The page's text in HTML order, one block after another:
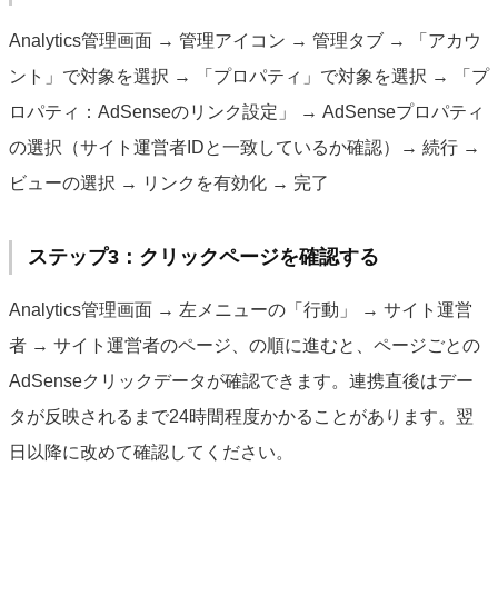
Analytics管理画面 → 管理アイコン → 管理タブ → 「アカウ
ント」で対象を選択 → 「プロパティ」で対象を選択 → 「プ
ロパティ：AdSenseのリンク設定」 → AdSenseプロパティ
の選択（サイト運営者IDと一致しているか確認）→ 続行 →
ビューの選択 → リンクを有効化 → 完了
ステップ3：クリックページを確認する
Analytics管理画面 → 左メニューの「行動」 → サイト運営
者 → サイト運営者のページ、の順に進むと、ページごとの
AdSenseクリックデータが確認できます。連携直後はデー
タが反映されるまで24時間程度かかることがあります。翌
日以降に改めて確認してください。